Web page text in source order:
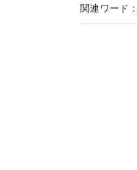
関連ワード：